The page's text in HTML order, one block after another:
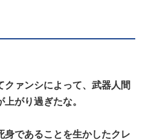
クァンシによって、武器人間
がり過ぎたな。
身であることを生かしたクレ